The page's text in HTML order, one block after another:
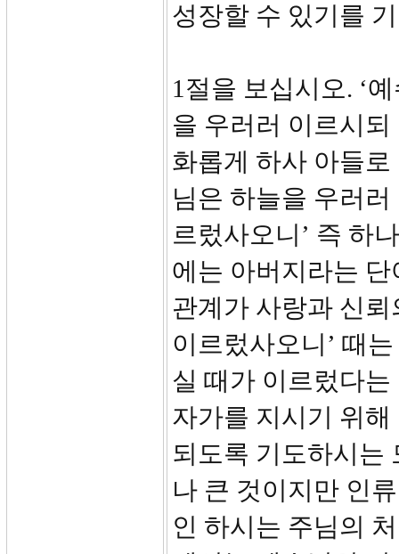
성장할 수 있기를
1절을 보십시오. ‘
을 우러러 이르시
화롭게 하사 아들
님은 하늘을 우러
르렀사오니’ 즉 하
에는 아버지라는
관계가 사랑과 신
이르렀사오니’ 때
실 때가 이르렀다
자가를 지시기 위
되도록 기도하시는
나 큰 것이지만 인
인 하시는 주님의